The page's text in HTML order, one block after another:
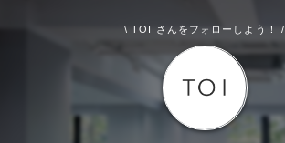
\ TOI さんをフォローしよう！ /